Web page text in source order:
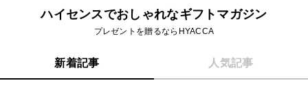
ハイセンスでおしゃれなギフトマガジン
プレゼントを贈るならHYACCA
新着記事 人気記事